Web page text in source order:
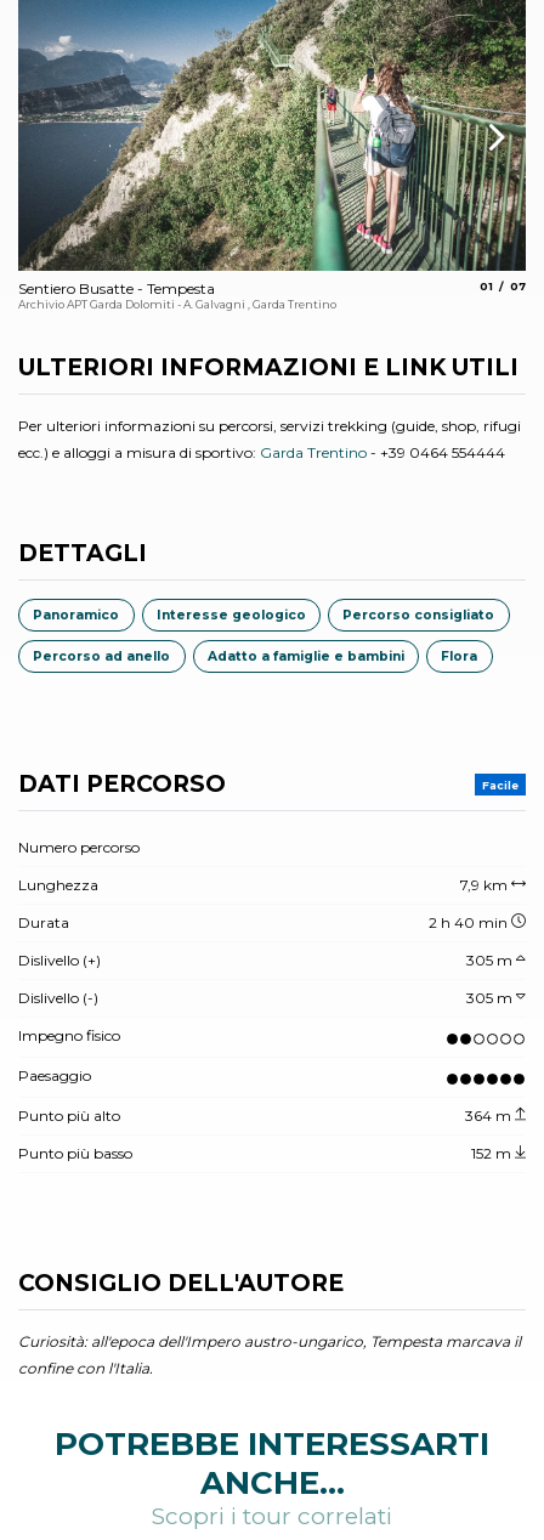
Sentiero Busatte - Tempesta
Archivio APT Garda Dolomiti - A. Galvagni , Garda Trentino
01 07
ULTERIORI INFORMAZIONI E LINK UTILI
Per ulteriori informazioni su percorsi, servizi trekking (guide, shop, rifugi
ecc.) e alloggi a misura di sportivo: Garda Trentino - +39 0464 554444
DETTAGLI
Panoramico Interesse geologico Percorso consigliato
Percorso ad anello Adatto a famiglie e bambini Flora
DATI PERCORSO Facile
Numero percorso
Lunghezza 7,9 km
Durata 2 h 40 min
Dislivello (+) 305 m
Dislivello (-) 305 m
Impegno fisico
Paesaggio
Punto più alto 364 m
Punto più basso 152 m
CONSIGLIO DELL'AUTORE
Curiosità: all'epoca dell'Impero austro-ungarico, Tempesta marcava il
confine con l'Italia.
POTREBBE INTERESSARTI
ANCHE...
Scopri i tour correlati